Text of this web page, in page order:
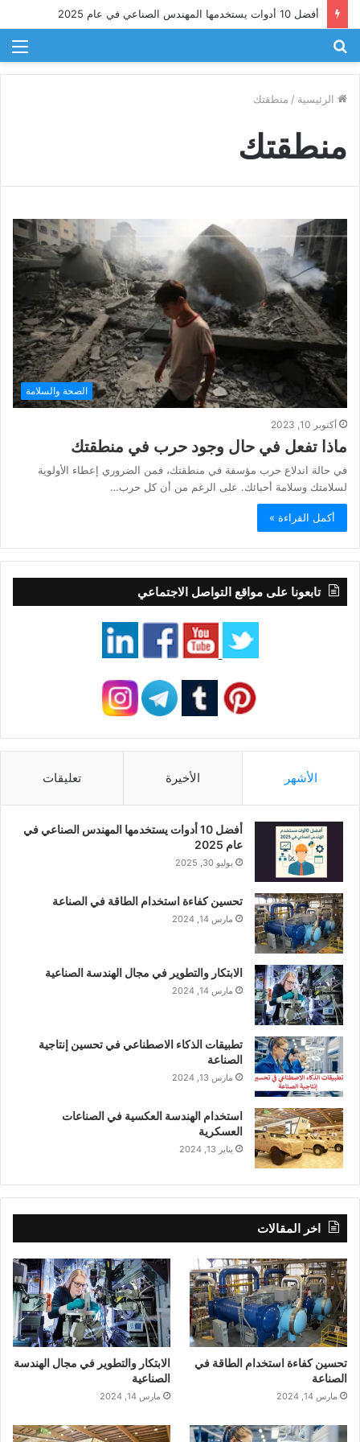
أفضل 10 أدوات يستخدمها المهندس الصناعي في عام 2025
الرئيسية / منطقتك
منطقتك
الصحة والسلامة
أكتوبر 10, 2023
ماذا تفعل في حال وجود حرب في منطقتك
في حالة اندلاع حرب مؤسفة في منطقتك، فمن الضروري إعطاء الأولوية
لسلامتك وسلامة أحبائك. على الرغم من أن كل حرب…
أكمل القراءة »
تابعونا على مواقع التواصل الاجتماعي
الأشهر الأخيرة تعليقات
أفضل 10 أدوات يستخدمها المهندس الصناعي في
عام 2025
يوليو 30, 2025
تحسين كفاءة استخدام الطاقة في الصناعة
مارس 14, 2024
الابتكار والتطوير في مجال الهندسة الصناعية
مارس 14, 2024
تطبيقات الذكاء الاصطناعي في تحسين إنتاجية
الصناعة
مارس 13, 2024
استخدام الهندسة العكسية في الصناعات
العسكرية
يناير 13, 2024
اخر المقالات
تحسين كفاءة استخدام الطاقة في
الصناعة
مارس 14, 2024
الابتكار والتطوير في مجال الهندسة
الصناعية
مارس 14, 2024